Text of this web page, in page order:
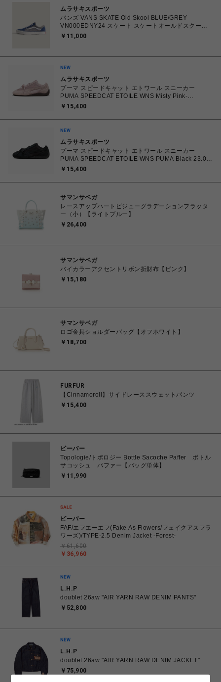
ムラサキスポーツ
バンズ VANS SKATE Old Skool BLUE/GREY
VN000EDNY24 スケート スケートオールドスクール
26.0㎝～28.0㎝ スニーカー メンズ シューズ
￥11,000
ムラサキスポーツ
プーマ スピードキャット エトワール スニーカー
PUMA SPEEDCAT ETOILE WNS Misty Pink-
Chocolate Fondue 23.0cm～25.0㎝ 407673_03
く】
￥15,400
ムラサキスポーツ
プーマ スピードキャット エトワール スニーカー
PUMA SPEEDCAT ETOILE WNS PUMA Black 23.0㎝
～25.0㎝ 407673_02 4070032779683 【送料無料 北
￥15,400
サマンサベガ
レースアップハートビジューグラデーションフラッタ
ー（小）【ライトブルー】
￥26,400
サマンサベガ
バイカラーアクセントリボン折財布【ピンク】
￥15,180
サマンサベガ
ロゴ金具ショルダーバッグ【オフホワイト】
￥18,700
FURFUR
【Cinnamoroll】サイドレーススウェットパンツ
￥15,400
ビーバー
Topologie/トポロジー Bottle Sacoche Paffer ボトル
サコッシュ パファー【バッグ単体】
￥11,990
ビーバー
FAF/エフエーエフ(Fake As Flowers/フェイクアスフラ
ワーズ)/TYPE-2.5 Denim Jacket -Forest-
￥36,960
￥61,600
L.H.P
doublet 26aw "AIR YARN RAW DENIM PANTS"
￥52,800
L.H.P
doublet 26aw "AIR YARN RAW DENIM JACKET"
￥75,900